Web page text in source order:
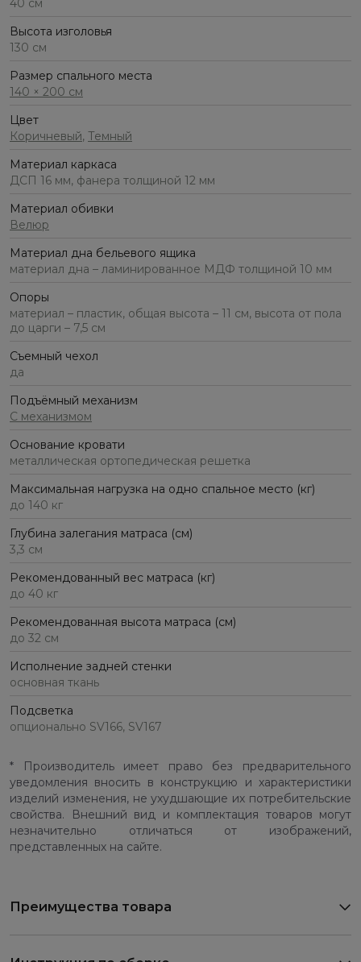
40 см
Высота изголовья
130 см
Размер спального места
140 × 200 см
Цвет
Коричневый, Темный
Материал каркаса
ДСП 16 мм, фанера толщиной 12 мм
Материал обивки
Велюр
Материал дна бельевого ящика
материал дна – ламинированное МДФ толщиной 10 мм
Опоры
материал – пластик, общая высота – 11 см, высота от пола
до царги – 7,5 см
Съемный чехол
да
Подъёмный механизм
С механизмом
Основание кровати
металлическая ортопедическая решетка
Максимальная нагрузка на одно спальное место (кг)
до 140 кг
Глубина залегания матраса (см)
3,3 см
Рекомендованный вес матраса (кг)
до 40 кг
Рекомендованная высота матраса (см)
до 32 см
Исполнение задней стенки
основная ткань
Подсветка
опционально SV166, SV167
* Производитель имеет право без предварительного
уведомления вносить в конструкцию и характеристики
изделий изменения, не ухудшающие их потребительские
свойства. Внешний вид и комплектация товаров могут
незначительно отличаться от изображений,
представленных на сайте.
Преимущества товара